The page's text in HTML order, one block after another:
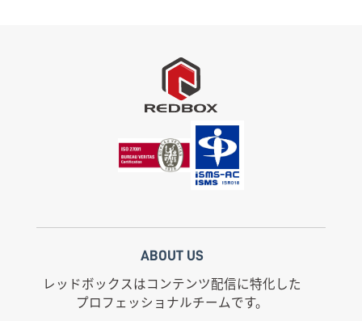
ABOUT US
レッドボックスはコンテンツ配信に特化した
プロフェッショナルチームです。